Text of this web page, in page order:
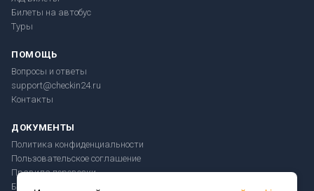
Билеты на автобус
Туры
ПОМОЩЬ
Вопросы и ответы
support@checkin24.ru
Контакты
ДОКУМЕНТЫ
Политика конфиденциальности
Пользовательское соглашение
Правила перевозки
Безопасность платежей